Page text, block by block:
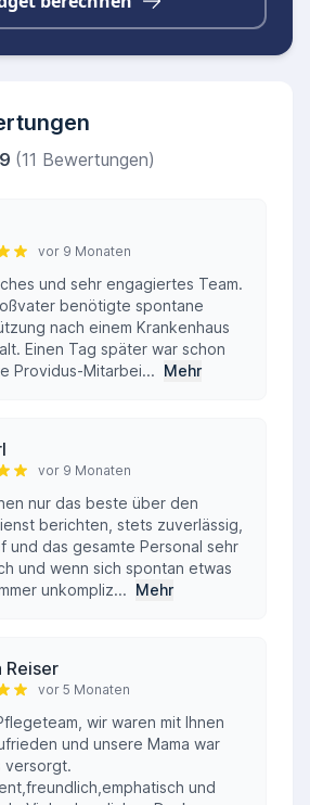
(11 Bewertungen)
vor 9 Monaten
und sehr engagiertes Team.
benötigte spontane
nach einem Krankenhaus
Einen Tag später war schon
Providus-Mitarbei... Mehr
vor 9 Monaten
nur das beste über den
berichten, stets zuverlässig,
und das gesamte Personal sehr
und wenn sich spontan etwas
unkompliz... Mehr
Reiser
vor 5 Monaten
wir waren mit Ihnen
und unsere Mama war
versorgt.
und